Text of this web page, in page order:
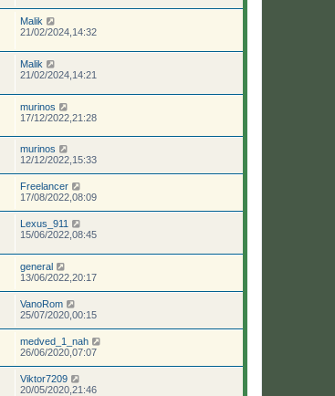
Malik
21/02/2024,14:32
Malik
21/02/2024,14:21
murinos
17/12/2022,21:28
murinos
12/12/2022,15:33
Freelancer
17/08/2022,08:09
Lexus_911
15/06/2022,08:45
general
13/06/2022,20:17
VanoRom
25/07/2020,00:15
medved_1_nah
26/06/2020,07:07
Viktor7209
20/05/2020,21:46